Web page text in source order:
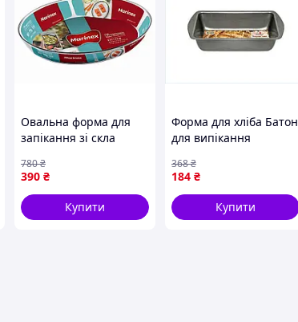
Овальна форма для
запікання зі скла
бренда MARINEX для
ідеального
приготування страв
390 ₴
780₴
Купити
Форма для хліба Батон
для випікання
булочок прямокутна
антипригарна
184 ₴
368₴
Купити